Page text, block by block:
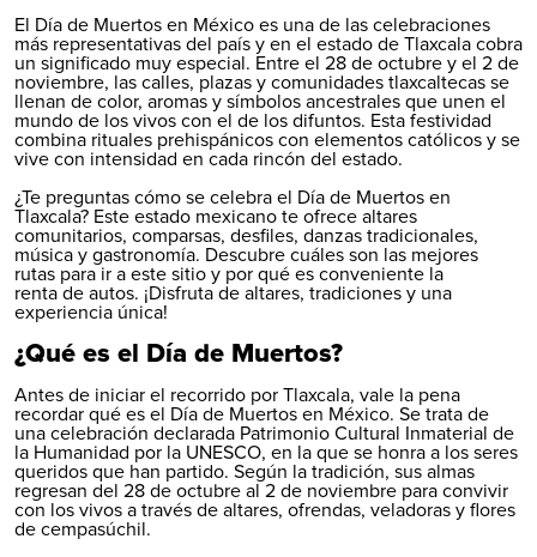
El Día de Muertos en México es una de las celebraciones
más representativas del país y en el estado de Tlaxcala cobra
un significado muy especial. Entre el 28 de octubre y el 2 de
noviembre, las calles, plazas y comunidades tlaxcaltecas se
llenan de color, aromas y símbolos ancestrales que unen el
mundo de los vivos con el de los difuntos. Esta festividad
combina rituales prehispánicos con elementos católicos y se
vive con intensidad en cada rincón del estado.
¿Te preguntas cómo se celebra el Día de Muertos en
Tlaxcala? Este estado mexicano te ofrece altares
comunitarios, comparsas, desfiles, danzas tradicionales,
música y gastronomía. Descubre cuáles son las mejores
rutas para ir a este sitio y por qué es conveniente la
renta de autos. ¡Disfruta de altares, tradiciones y una
experiencia única!
¿Qué es el Día de Muertos?
Antes de iniciar el recorrido por Tlaxcala, vale la pena
recordar qué es el Día de Muertos en México. Se trata de
una celebración declarada Patrimonio Cultural Inmaterial de
la Humanidad por la UNESCO, en la que se honra a los seres
queridos que han partido. Según la tradición, sus almas
regresan del 28 de octubre al 2 de noviembre para convivir
con los vivos a través de altares, ofrendas, veladoras y flores
de cempasúchil.